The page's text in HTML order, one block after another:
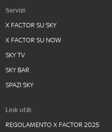
Servizi:
X FACTOR SU SKY
X FACTOR SU NOW
SKY TV
SKY BAR
SPAZI SKY
Link utili:
REGOLAMENTO X FACTOR 2025